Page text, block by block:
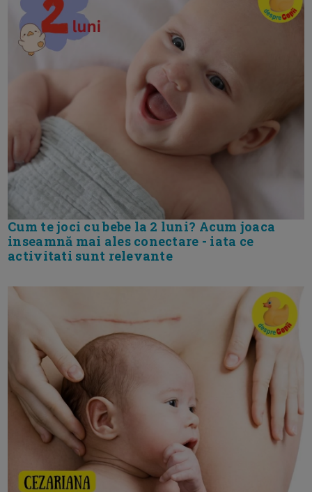
Cum te joci cu bebe la 2 luni? Acum joaca
inseamnă mai ales conectare - iata ce
activitati sunt relevante